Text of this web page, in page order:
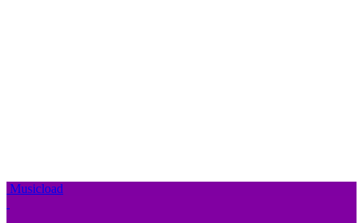
Musicload